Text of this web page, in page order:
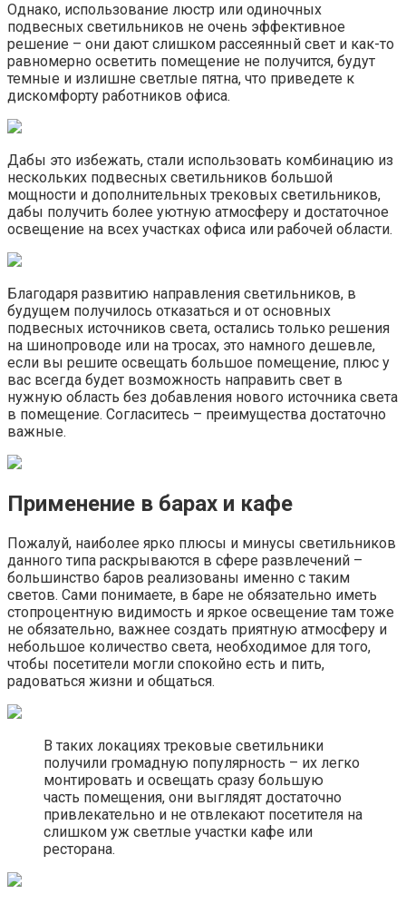
Однако, использование люстр или одиночных
подвесных светильников не очень эффективное
решение – они дают слишком рассеянный свет и как-то
равномерно осветить помещение не получится, будут
темные и излишне светлые пятна, что приведете к
дискомфорту работников офиса.
Дабы это избежать, стали использовать комбинацию из
нескольких подвесных светильников большой
мощности и дополнительных трековых светильников,
дабы получить более уютную атмосферу и достаточное
освещение на всех участках офиса или рабочей области.
Благодаря развитию направления светильников, в
будущем получилось отказаться и от основных
подвесных источников света, остались только решения
на шинопроводе или на тросах, это намного дешевле,
если вы решите освещать большое помещение, плюс у
вас всегда будет возможность направить свет в
нужную область без добавления нового источника света
в помещение. Согласитесь – преимущества достаточно
важные.
Применение в барах и кафе
Пожалуй, наиболее ярко плюсы и минусы светильников
данного типа раскрываются в сфере развлечений –
большинство баров реализованы именно с таким
светов. Сами понимаете, в баре не обязательно иметь
стопроцентную видимость и яркое освещение там тоже
не обязательно, важнее создать приятную атмосферу и
небольшое количество света, необходимое для того,
чтобы посетители могли спокойно есть и пить,
радоваться жизни и общаться.
В таких локациях трековые светильники
получили громадную популярность – их легко
монтировать и освещать сразу большую
часть помещения, они выглядят достаточно
привлекательно и не отвлекают посетителя на
слишком уж светлые участки кафе или
ресторана.